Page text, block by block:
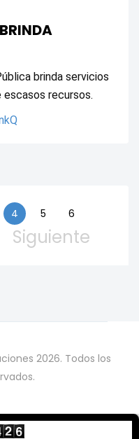
brinda servicios
recursos.
4 5
6
Siguiente
2026. Todos los